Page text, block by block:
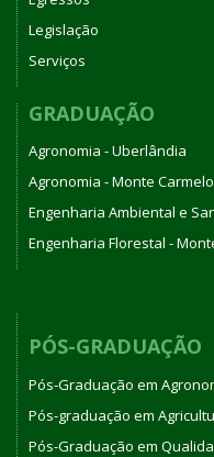
Legislação
Serviços
GRADUAÇÃO
Agronomia - Uberlândia
Agronomia - Monte Carmelo
Engenharia Ambiental e
Engenharia Florestal -
PÓS-GRADUAÇÃO
Pós-Graduação em
Pós-graduação em
Pós-Graduação em